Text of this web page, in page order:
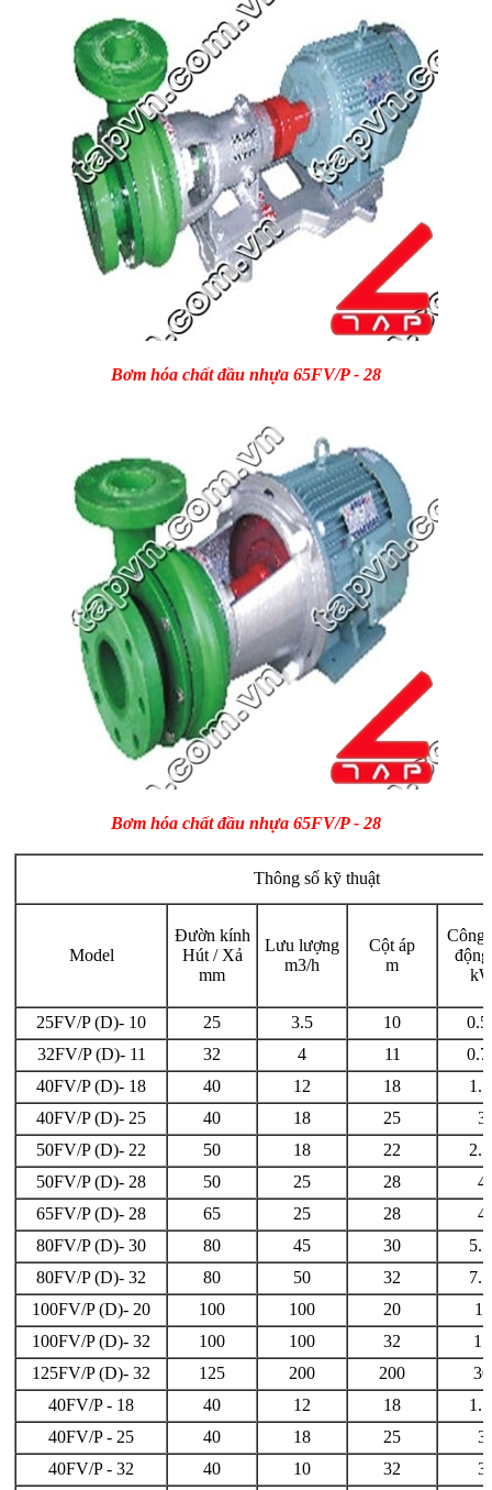
Bơm hóa chất đầu nhựa 65FV/P - 28
Bơm hóa chất đầu nhựa 65FV/P - 28
Thông số kỹ thuật
Model
Đườn kính
Hút / Xả
mm
Lưu lượng
m3/h
Cột áp
m
Công
25FV/P (D)- 10 25 3.5 10
32FV/P (D)- 11
32 4 11
40FV/P (D)- 18
40 12 18
1.
40FV/P (D)- 25
40 18 25
3
50FV/P (D)- 22
50 18 22
2.
50FV/P (D)- 28
50 25 28
4
65FV/P (D)- 28
65 25 28
4
80FV/P (D)- 30
80 45 30
5.
80FV/P (D)- 32
80 50 32
7.
100FV/P (D)- 20
100 100 20
11
100FV/P (D)- 32
100 100 32
15
125FV/P (D)- 32
125 200 200
30
40FV/P - 18
40 12 18
1.
40FV/P - 25
40 18 25
3
40FV/P - 32
40 10 32 3